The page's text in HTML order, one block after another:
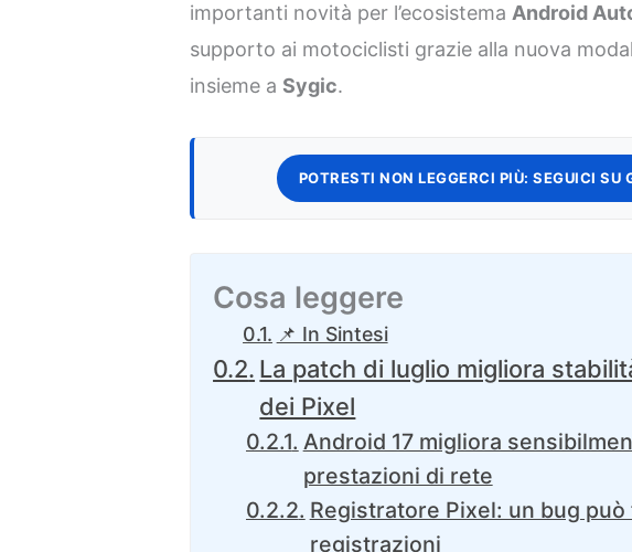
importanti novità per l’ecosistema Android
supporto ai motociclisti grazie alla nuova
insieme a Sygic.
POTRESTI NON LEGGERCI PIÙ: SEGUICI SU
Cosa leggere
📌 In Sintesi
La patch di luglio migliora
dei Pixel
Android 17 migliora
prestazioni di rete
Registratore Pixel: un bug
registrazioni